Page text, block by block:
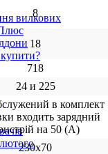
вилкових
купити?
8
18
718
24 и 225
в комплект
входить зарядний
на 50 (А)
230х70